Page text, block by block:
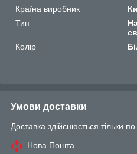
Країна виробник
Тип
Колір
Умови доставки
Доставка здійснюється тільки
Нова Пошта